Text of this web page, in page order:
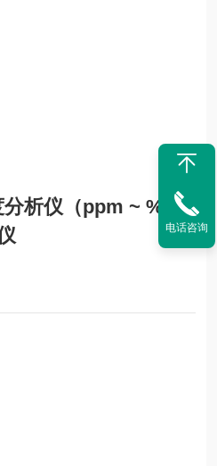
析仪（ppm ~ %）
电话咨询